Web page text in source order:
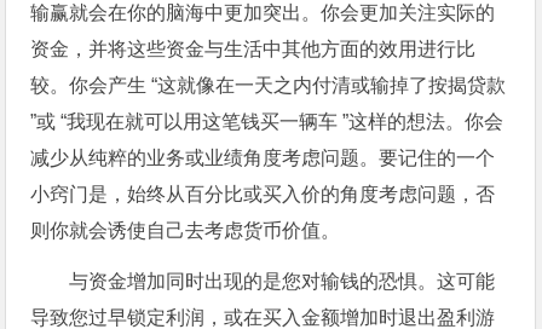
输赢就会在你的脑海中更加突出。你会更加关注实际的
资金，并将这些资金与生活中其他方面的效用进行比
较。你会产生 “这就像在一天之内付清或输掉了按揭贷款
”或 “我现在就可以用这笔钱买一辆车 ”这样的想法。你会
减少从纯粹的业务或业绩角度考虑问题。要记住的一个
小窍门是，始终从百分比或买入价的角度考虑问题，否
则你就会诱使自己去考虑货币价值。
与资金增加同时出现的是您对输钱的恐惧。这可能
导致您过早锁定利润，或在买入金额增加时退出盈利游